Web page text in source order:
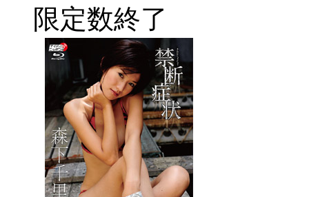
限定数終了